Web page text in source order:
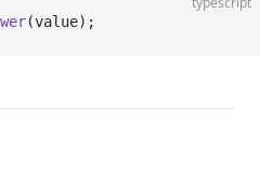
(value);